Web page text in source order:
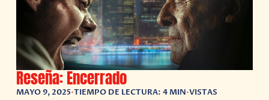
Reseña: Encerrado
MAYO 9, 2025•TIEMPO DE LECTURA: 4 MIN•VISTAS